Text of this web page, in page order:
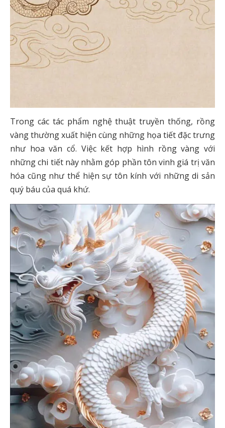
Trong các tác phẩm nghệ thuật truyền thống, rồng
vàng thường xuất hiện cùng những họa tiết đặc trưng
như hoa văn cổ. Việc kết hợp hình rồng vàng với
những chi tiết này nhằm góp phần tôn vinh giá trị văn
hóa cũng như thể hiện sự tôn kính với những di sản
quý báu của quá khứ.